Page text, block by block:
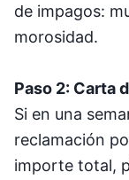
de impagos:
morosidad.
Paso 2: Carta
Si en una
reclamación
importe total,